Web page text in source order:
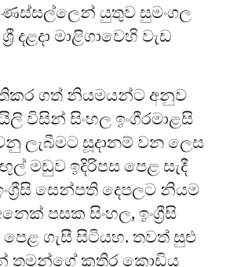
යුතුව සුමංගල
දළදා මාළිගාවෙහි වැඩ
ගත් නියමයන්ට අනුව
විසින් සිංහල ඉංගීරමාළසි
ලැබීමට සූදානම් වන ලෙස
මඩුව ඉදිරිපස පෙළ සැදී
සෙන්පති දෙපලට නියම
පසක සිංහල, ඉංග්‍රීසි
ගැසී සිටියහ. තවත් සුළු
තමන්ගේ කතිර කොඩිය